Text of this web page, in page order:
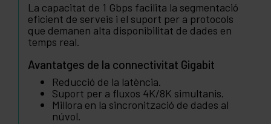
La capacitat de 1 Gbps facilita la segmentació
eficient de serveis i el suport per a protocols
que demanen alta disponibilitat de dades en
temps real.
Avantatges de la connectivitat Gigabit
Reducció de la latència.
Suport per a fluxos 4K/8K simultanis.
Millora en la sincronització de dades al
núvol.